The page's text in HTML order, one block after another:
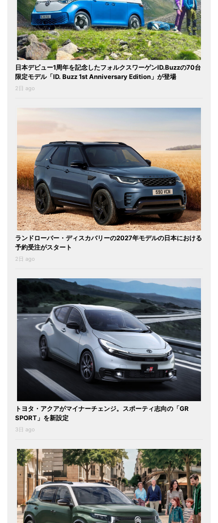
日本デビュー1周年を記念したフォルクスワーゲンID.Buzzの70台
限定モデル「ID. Buzz 1st Anniversary Edition」が登場
2日 ago
ランドローバー・ディスカバリーの2027年モデルの日本における
予約受注がスタート
2日 ago
トヨタ・アクアがマイナーチェンジ。スポーティ志向の「GR
SPORT」を新設定
3日 ago